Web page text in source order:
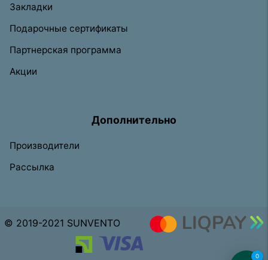
0
Закладки
Подарочные сертификаты
Партнерская программа
Акции
Дополнительно
Производители
Рассылка
© 2019-2021 SUNVENTO